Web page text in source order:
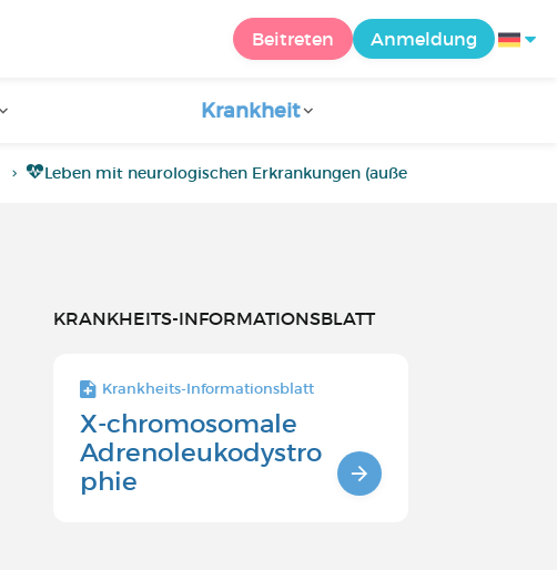
Beitreten Anmeldung
Krankheit
Leben mit neurologischen Erkrankungen (außer Parkinson und
KRANKHEITS-INFORMATIONSBLATT
Krankheits-Informationsblatt
X-chromosomale
Adrenoleukodystro
phie